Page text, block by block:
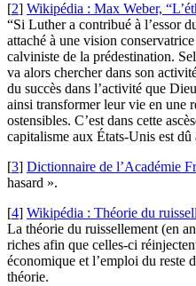
[2] Wikipédia : Max Weber,
“Si Luther a contribué à l’essor
attaché à une vision
calviniste de la prédestination.
va alors chercher dans son
du succès dans l’activité que
ainsi transformer leur vie en une
ostensibles. C’est dans cette
capitalisme aux États-Unis est
[3] Dictionnaire de l’Académie
hasard ».
[4] Wikipédia : Théorie du
La théorie du ruissellement (en
riches afin que celles-ci
économique et l’emploi du reste
théorie.